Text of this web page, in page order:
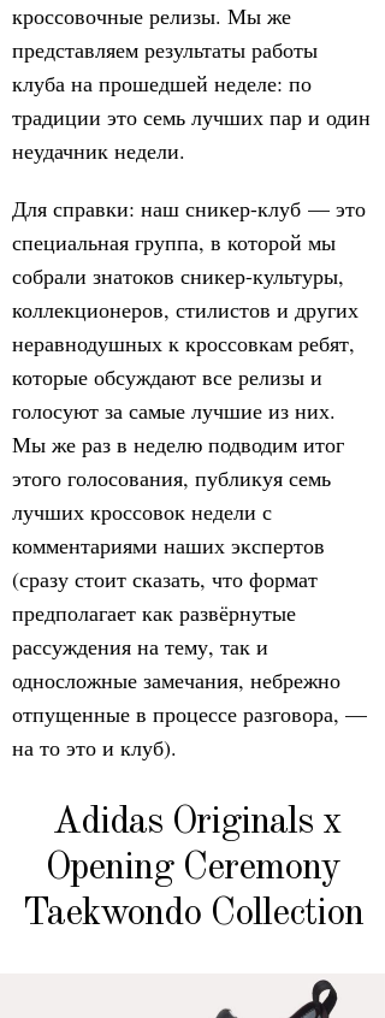
кроссовочные релизы. Мы же
представляем результаты работы
клуба на прошедшей неделе: по
традиции это семь лучших пар и один
неудачник недели.
Для справки: наш сникер-клуб — это
специальная группа, в которой мы
собрали знатоков сникер-культуры,
коллекционеров, стилистов и других
неравнодушных к кроссовкам ребят,
которые обсуждают все релизы и
голосуют за самые лучшие из них.
Мы же раз в неделю подводим итог
этого голосования, публикуя семь
лучших кроссовок недели с
комментариями наших экспертов
(сразу стоит сказать, что формат
предполагает как развёрнутые
рассуждения на тему, так и
односложные замечания, небрежно
отпущенные в процессе разговора, —
на то это и клуб).
Adidas Originals x
Opening Ceremony
Taekwondo Collection